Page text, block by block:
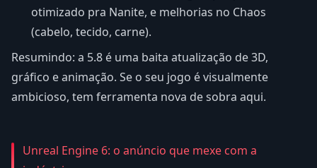
otimizado pra Nanite, e melhorias no Chaos
(cabelo, tecido, carne).
Resumindo: a 5.8 é uma baita atualização de 3D,
gráfico e animação. Se o seu jogo é visualmente
ambicioso, tem ferramenta nova de sobra aqui.
Unreal Engine 6: o anúncio que mexe com a